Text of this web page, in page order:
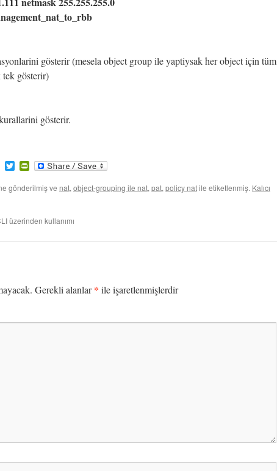
gösterir (mesela object group ile yaptiysak her object için tüm
tek gösterir)
gösterir.
Facebook
TwitterPrintFriendly
gönderilmiş ve nat, object-grouping ile nat, pat, policy natile etiketlenmiş. Kalıcı
üzerinden kullanımı
Gerekli alanlar* ile işaretlenmişlerdir